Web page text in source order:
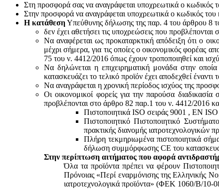
Στη προσφορά σας να αναγράφεται υποχρεωτικά ο κωδικός
Στην προσφορά να αναγράφεται υποχρεωτικά ο κωδικός
Η κατάθεσηΥπεύθυνης δήλωσης της παρ. 4 του άρθρου 8
δεν έχει αθετήσει τις υποχρεώσεις που
Να αναφέρεται ως προκαταρκτική απόδειξη ότι ο
μέχρι σήμερα, για τις οποίες ο οικονομικός φορέας
75 του ν. 4412/2016 όπως έχουν τροποποιηθεί και
Να δηλώνεται η επιχειρηματική μονάδα στην
κατασκευάζει το τελικό προϊόν έχει αποδεχθεί
Να αναγράφεται η χρονική περίοδος ισχύος της
Οι οικονομικοί φορείς για την παρούσα
προβλέπονται στο άρθρο 82 παρ.1 του ν. 4412/2016
Πιστοποιητικά ISO σειράς 9001 , ΕΝ
Πιστοποιητικό Πιστοποιητικό
πρακτικής διανομής ιατροτεχνολογικών
Πλήρη τεκμηριωμένα πιστοποιητικά
δήλωση συμμόρφωσης CE του
Στην περίπτωση αιτήματος που αφορά
Όλα τα προϊόντα πρέπει να φέρουν
Πρόνοιας «Περί εναρμόνισης της Ελληνικής
ιατροτεχνολογικά προϊόντα» (ΦΕΚ 1060/Β/10-